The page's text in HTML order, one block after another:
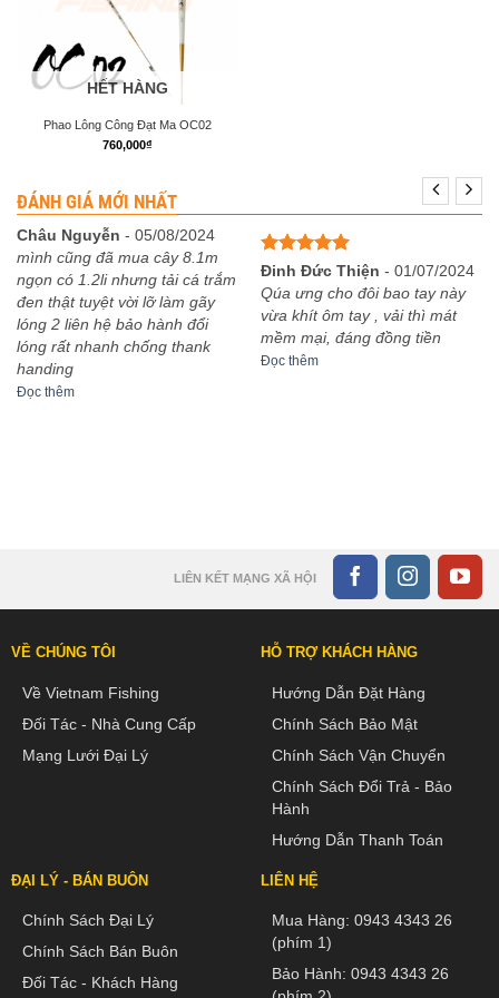
HẾT HÀNG
Phao Lông Công Đạt Ma OC02
760,000₫
ĐÁNH GIÁ MỚI NHẤT
Châu Nguyễn - 05/08/2024
mình cũng đã mua cây 8.1m
ngọn có 1.2li nhưng tải cá trắm
đen thật tuyệt vời lỡ làm gãy
lóng 2 liên hệ bảo hành đổi
lóng rất nhanh chống thank
handing
Đọc thêm
Được xếp
hạng
sao
Đinh Đức Thiện - 01/07/2024
Qúa ưng cho đôi bao tay này
vừa khít ôm tay , vải thì mát
mềm mại, đáng đồng tiền
Đọc thêm
LIÊN KẾT MẠNG XÃ HỘI
VỀ CHÚNG TÔI
Về Vietnam Fishing
Đối Tác - Nhà Cung Cấp
Mạng Lưới Đại Lý
HỖ TRỢ KHÁCH HÀNG
Hướng Dẫn Đặt Hàng
Chính Sách Bảo Mật
Chính Sách Vận Chuyển
Chính Sách Đổi Trả - Bảo
Hành
Hướng Dẫn Thanh Toán
ĐẠI LÝ - BÁN BUÔN
Chính Sách Đại Lý
Chính Sách Bán Buôn
Đối Tác - Khách Hàng
LIÊN HỆ
Mua Hàng: 0943 4343 26
(phím 1)
Bảo Hành: 0943 4343 26